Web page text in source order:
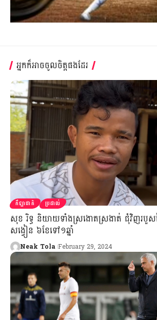
អ្នកក៏អាចចូលចិត្តផងដែរ
កីឡាជាតិ ប្រដាល់
សុខ រិទ្ធ និយាយទាំងស្រងោតស្រងាត់ ជុំវិញរបួស
សង្វៀន ៦ខែទៅ១ឆ្នាំ
Neak Tola February 29, 2024